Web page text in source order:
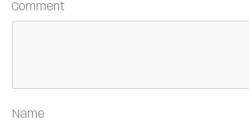
Comment
Name